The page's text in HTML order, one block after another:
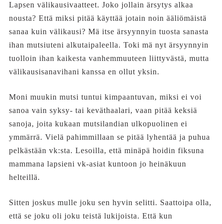
Lapsen välikausivaatteet. Joko jollain ärsytys alkaa
nousta? Että miksi pitää käyttää jotain noin ääliömäistä
sanaa kuin välikausi? Mä itse ärsyynnyin tuosta sanasta
ihan mutsiuteni alkutaipaleella. Toki mä nyt ärsyynnyin
tuolloin ihan kaikesta vanhemmuuteen liittyvästä, mutta
välikausisanavihani kanssa en ollut yksin.
Moni muukin mutsi tuntui kimpaantuvan, miksi ei voi
sanoa vain syksy- tai keväthaalari, vaan pitää keksiä
sanoja, joita kukaan mutsilandian ulkopuolinen ei
ymmärrä. Vielä pahimmillaan se pitää lyhentää ja puhua
pelkästään vk:sta. Lesoilla, että minäpä hoidin fiksuna
mammana lapsieni vk-asiat kuntoon jo heinäkuun
helteillä.
Sitten joskus mulle joku sen hyvin selitti. Saattoipa olla,
että se joku oli joku teistä lukijoista. Että kun